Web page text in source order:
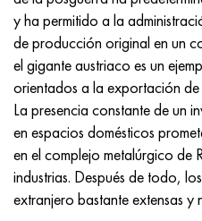
y ha permitido a la
de producción original en un
el gigante austriaco es un
orientados a la exportación
La presencia constante de un
en espacios domésticos
en el complejo metalúrgico de
industrias. Después de todo,
extranjero bastante extensas y
maraging 250
René 41
Maraging 300
Maraging 350
MP35N
Aleación 50N
Aleación 50NP
50NHS
Aleación 52N
52K12F
KhN65VMTYu
KhN67MVTYu
KhN68VKTYU
KhN68VMTYUK-vd
KhN70VMTYu
2B
SPT-2 sv
A LAS 3
3M
TL3
1.4542 - 17-4Ph®
Custom 455® - 1.4543 - uns
1.4545 - 15-5Ph®
1.4548 - 17-4Ph®
1.4550 - AISI 347
13X11N2V2MF
15x11mf
15х12vnmf
15Х12Н2MVFAB
15X16K5N2MVFAB
C65500, CuAl11Fe3
C65620, CuSi3Fe2Zn3
C65100, CuSi1.5
Bronce estaño-plomo
c92200, CuSn6Zn4Pb2
AC14, 11SMnPb30
20G, 20mn5
20XH3A, AISI 4320, 20hn3a
20HM, 24CrMo5, 20hm
25KhGM, 20CrMo5, 1.7264
R12F3, 1.3318, sw12
P18, 1,3355, hs18-0-1, sw18
Acero carbono
10,1.1645, C105W1
11G12, 110G13L, X120Mn12